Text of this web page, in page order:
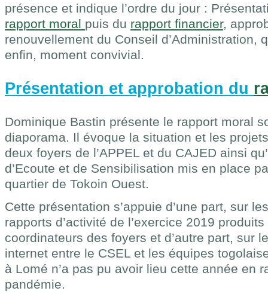
présence et indique l’ordre du jour :
rapport moral puis du rapport financier,
renouvellement du Conseil d’Administration,
enfin, moment convivial.
Présentation et approbation du
Dominique Bastin présente le rapport moral
diaporama. Il évoque la situation et les
deux foyers de l’APPEL et du CAJED ainsi
d’Ecoute et de Sensibilisation mis en place
quartier de Tokoin Ouest.
Cette présentation s’appuie d’une part, sur
rapports d’activité de l’exercice 2019
coordinateurs des foyers et d’autre part, sur
internet entre le CSEL et les équipes
à Lomé n’a pas pu avoir lieu cette année en
pandémie.